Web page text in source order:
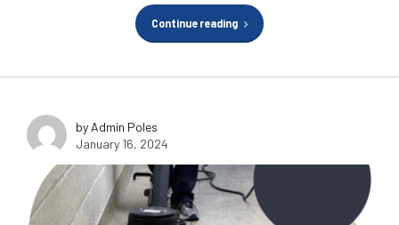
Continue reading
by Admin Poles
January 16, 2024